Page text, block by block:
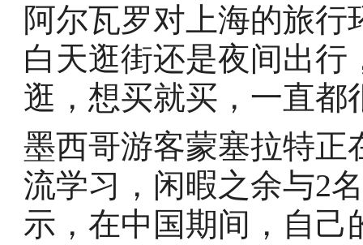
阿尔瓦罗对上海的旅行
白天逛街还是夜间出
逛，想买就买，一直都
墨西哥游客蒙塞拉特正
流学习，闲暇之余与2
示，在中国期间，自己